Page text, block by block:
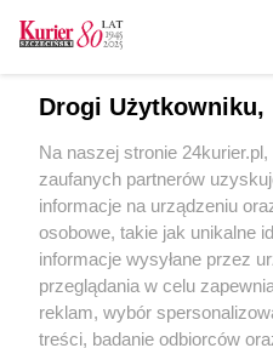
zamierza wziąć udział w
Duże poparcie dla strajku
Szczecinie
Czy egzaminy się odbędą?
POGODA
Drogi Użytkowniku,
Na naszej stronie
zaufanych partnerów
informacje na urządzeniu
osobowe, takie jak unikalne
informacje wysyłane przez
przeglądania w celu
reklam, wybór
treści, badanie odbiorców